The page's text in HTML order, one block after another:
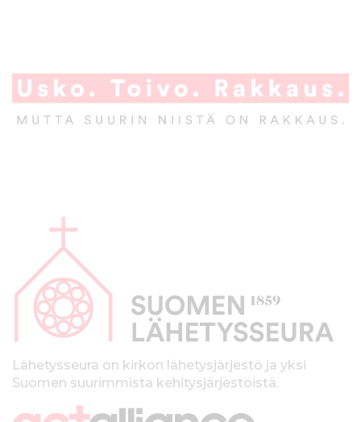
p
kLähetysseura on kirkon lähetysjärjestö ja yksi
Suomen suurimmista kehitysjärjestöistä.